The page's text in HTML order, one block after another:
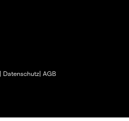
Datenschutz AGB